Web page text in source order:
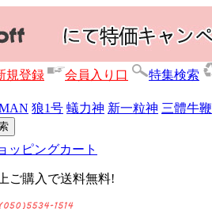
規登録 会員入り口 特集検索
狼1号 蟻力神 新一粒神 三體牛鞭
ッピングカート
ご購入で送料無料!